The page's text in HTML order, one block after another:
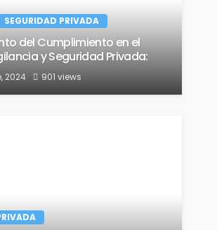
SEGURIDAD PRIVADA
del Cumplimiento en el
y Seguridad Privada:
2024 901 views